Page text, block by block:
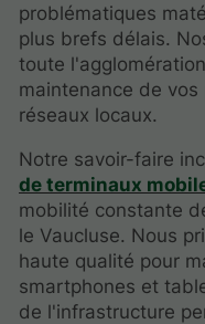
problématiques
plus brefs délais.
toute
maintenance de
réseaux locaux.
Notre savoir-faire
de terminaux
mobilité constante
le Vaucluse. Nous
haute qualité pour
smartphones et
de l'infrastructure